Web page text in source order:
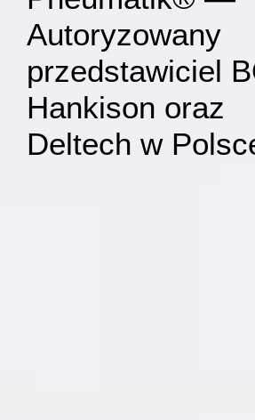
Autoryzowany
przedstawiciel
Hankison oraz
Deltech w